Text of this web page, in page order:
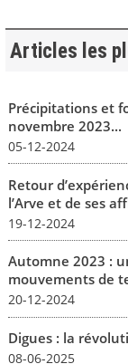
Articles les
Précipitations et
novembre 2023...
05-12-2024
Retour
l’Arve et de ses
19-12-2024
Automne 2023 :
mouvements de
20-12-2024
Digues : la
08-06-2025